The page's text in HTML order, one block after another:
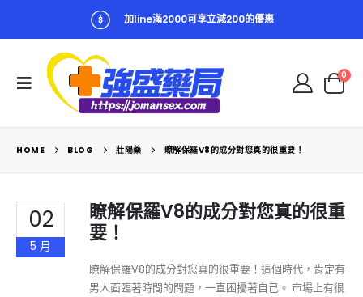
加line滿2000可享立減200的優惠
0
HOME BLOG 壯陽藥 瞭解保羅V8的成分對您真的很重要！
02
5 月
瞭解保羅V8的成分對您真的很重
要！
瞭解保羅V8的成分對您真的很重要！這個時代，肯定有
男人面臨著時間的問題，一直困擾著自己。 市場上有很